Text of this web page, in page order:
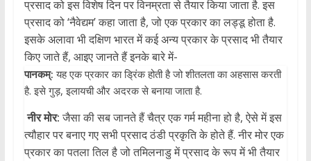
प्रसाद को इस विशेष दिन पर विनम्रता से तैयार किया जाता है. इस
प्रसाद को ‘नैवेद्यम’ कहा जाता है, जो एक प्रकार का लड्डू होता है.
इसके अलावा भी दक्षिण भारत में कई अन्‍य प्रकार के प्रसाद भी तैयार
किए जाते हैं, आइए जानते हैं इनके बारे में-
पानकम्: यह एक प्रकार का ड्रिंक होती है जो शीतलता का अहसास करती
है. इसे गुड़, इलायची और अदरक से बनाया जाता है.
नीर मोर:जैसा की सब जानते हैं चैत्र एक गर्म महीना हो है, ऐसे में इस
त्यौहार पर बनाए गए सभी प्रसाद ठंडी प्रकृति के होते हैं. नीर मोर एक
प्रकार का पतला तिल है जो तमिलनाडु में प्रसाद के रूप में भी तैयार